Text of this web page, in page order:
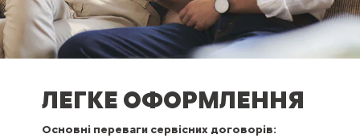
ЛЕГКЕ ОФОРМЛЕННЯ
Основні переваги сервісних договорів: